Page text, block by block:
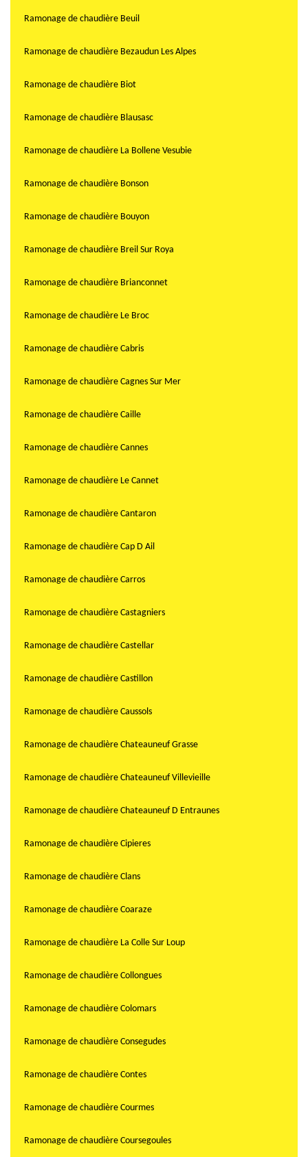
Ramonage de chaudière Beuil
Ramonage de chaudière Bezaudun Les Alpes
Ramonage de chaudière Biot
Ramonage de chaudière Blausasc
Ramonage de chaudière La Bollene Vesubie
Ramonage de chaudière Bonson
Ramonage de chaudière Bouyon
Ramonage de chaudière Breil Sur Roya
Ramonage de chaudière Brianconnet
Ramonage de chaudière Le Broc
Ramonage de chaudière Cabris
Ramonage de chaudière Cagnes Sur Mer
Ramonage de chaudière Caille
Ramonage de chaudière Cannes
Ramonage de chaudière Le Cannet
Ramonage de chaudière Cantaron
Ramonage de chaudière Cap D Ail
Ramonage de chaudière Carros
Ramonage de chaudière Castagniers
Ramonage de chaudière Castellar
Ramonage de chaudière Castillon
Ramonage de chaudière Caussols
Ramonage de chaudière Chateauneuf Grasse
Ramonage de chaudière Chateauneuf Villevieille
Ramonage de chaudière Chateauneuf D Entraunes
Ramonage de chaudière Cipieres
Ramonage de chaudière Clans
Ramonage de chaudière Coaraze
Ramonage de chaudière La Colle Sur Loup
Ramonage de chaudière Collongues
Ramonage de chaudière Colomars
Ramonage de chaudière Consegudes
Ramonage de chaudière Contes
Ramonage de chaudière Courmes
Ramonage de chaudière Coursegoules